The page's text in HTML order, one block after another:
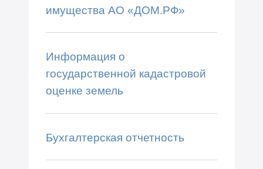
имущества АО «ДОМ.РФ»
Информация о
государственной кадастровой
оценке земель
Бухгалтерская отчетность